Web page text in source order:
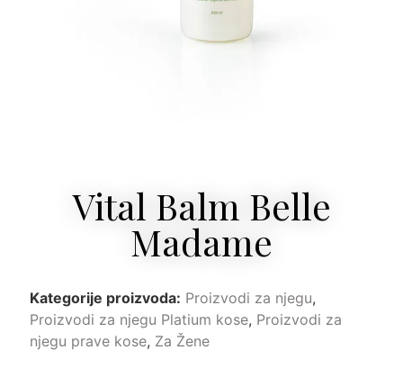
Vital Balm Belle
Madame
Kategorije proizvoda: Proizvodi za njegu,
Proizvodi za njegu Platium kose, Proizvodi za
njegu prave kose, Za Žene